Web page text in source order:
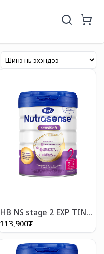
HB NS stage 2 EXP TIN
800g- Хүүхдийн сүү 6-12 сар
113,900₮